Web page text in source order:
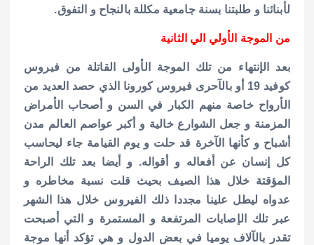
لأبنائنا و طلبتنا بسنة جامعية مكللة بالنجاح و التفوق.
من الموجة الأولي الي الثانية
بعد الإنتهاء من تلك الموجة الأولى القاتلة من فيروس
كوفيد 19 أو بالآحرى فيروس كورونا الذي حصد العديد من
الأرواح خاصة منهم الكبار في السن و أصحاب الأمراض
المزمنة و جعل الشوارع خالية و أكبر عواصم العالم مدن
أشباح و كأنها الآخرة قد حلت و يوم القيامة جاء ليحاسب
كل إنسان عن أفعاله و أقواله. و أيضا بعد تلك الراحة
المؤقتة خلال هذا الصيف بحيث قلت نسبة مخاطره و
عدواه ليطل علينا مجددا ذلك الفيروس خلال هذا الشهر
عبر تلك الإصابات المرتفعة و المستمرة و التي أصبحت
تقدر بالآلاف يوميا في بعض الدول و هي تؤكد أنها موجة